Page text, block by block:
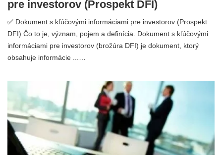
pre investorov (Prospekt DFI)
✅ Dokument s kľúčovými informáciami pre investorov (Prospekt
DFI) Čo to je, význam, pojem a definícia. Dokument s kľúčovými
informáciami pre investorov (brožúra DFI) je dokument, ktorý
obsahuje informácie ...…